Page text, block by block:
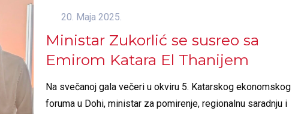
20. Maja 2025.
Ministar Zukorlić se susreo sa
Emirom Katara El Thanijem
Na svečanoj gala večeri u okviru 5. Katarskog ekonomskog
foruma u Dohi, ministar za pomirenje, regionalnu saradnju i